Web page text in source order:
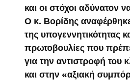
και οι στόχοι αδύνατον
Ο κ. Βορίδης
της υπογεννητικότητας
πρωτοβουλίες που
για την αντιστροφή του
και στην «αξιακή